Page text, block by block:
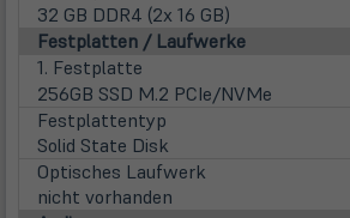
32 GB DDR4 (2x 16 GB)
Festplatten / Laufwerke
1. Festplatte
256GB SSD M.2 PCIe/NVMe
Festplattentyp
Solid State Disk
Optisches Laufwerk
nicht vorhanden